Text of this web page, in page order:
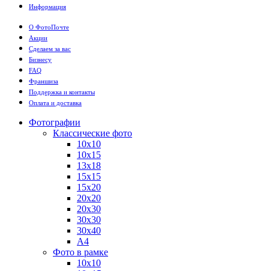
Информация
О ФотоПочте
Акции
Сделаем за вас
Бизнесу
FAQ
Франшиза
Поддержка и контакты
Оплата и доставка
Фотографии
Классические фото
10х10
10х15
13х18
15х15
15х20
20х20
20х30
30х30
30х40
А4
Фото в рамке
10х10